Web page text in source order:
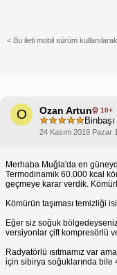
< Bu ileti mobil sürüm kullanılarak
O Ozan Artun 10+
Binbaşı
24 Kasım 2019 Pazar
Merhaba Muğla'da en
Termodinamik 60.000 kcal
geçmeye karar verdik.
Kömürün taşıması temizliği
Eğer siz soğuk
versiyonlar çift kompresörlü
Radyatörlü ısıtmamız var
için sibirya soğuklarında bile